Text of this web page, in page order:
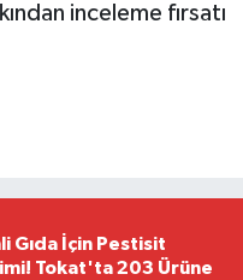
inceleme fırsatı
Gıda İçin Pestisit
Tokat'ta 203 Ürüne